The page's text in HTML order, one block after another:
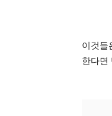
이것들
한다면